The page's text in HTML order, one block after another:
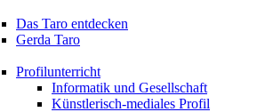
Das Taro entdecken
Gerda Taro
Profilunterricht
Informatik und Gesellschaft
Künstlerisch-mediales Profil